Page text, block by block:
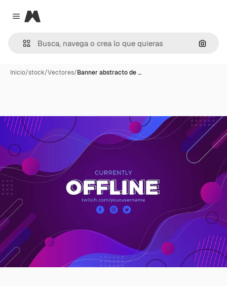
Close menu
Magnific
Inicio/stock/Vectores/Banner abstracto de …